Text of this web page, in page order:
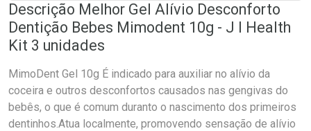
Descrição Melhor Gel Alívio Desconforto
Dentição Bebes Mimodent 10g - J I Health
Kit 3 unidades
MimoDent Gel 10g É indicado para auxiliar no alívio da
coceira e outros desconfortos causados nas gengivas do
bebês, o que é comum duranto o nascimento dos primeiros
dentinhos.Atua localmente, promovendo sensação de alívio